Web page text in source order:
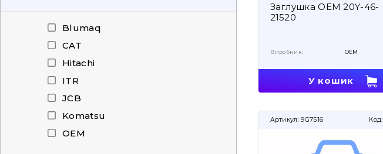
Blumaq
CAT
Hitachi
ITR
JCB
Komatsu
OEM
Заглушка OEM 20Y-46-
21520
Виробник: OEM
У кошик
Артикул: 9G7516 Код: